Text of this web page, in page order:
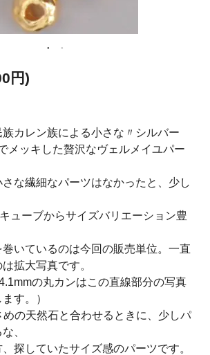
円)
カレン族による小さな〃シルバー
メッキした贅沢なヴェルメイユパー
な繊細なパーツはなかったと、少し
ューブからサイズバリエーション豊
いているのは今回の販売単位。一直
拡大写真です。
の丸カンはこの直線部分の写真
す。）
めの天然石と合わせるときに、少しパ
、
探していたサイズ感のパーツです。